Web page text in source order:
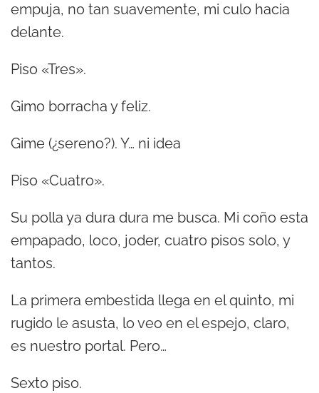
empuja, no tan suavemente, mi culo hacia
delante.
Piso «Tres».
Gimo borracha y feliz.
Gime (¿sereno?). Y… ni idea
Piso «Cuatro».
Su polla ya dura dura me busca. Mi coño esta
empapado, loco, joder, cuatro pisos solo, y
tantos.
La primera embestida llega en el quinto, mi
rugido le asusta, lo veo en el espejo, claro,
es nuestro portal. Pero…
Sexto piso.